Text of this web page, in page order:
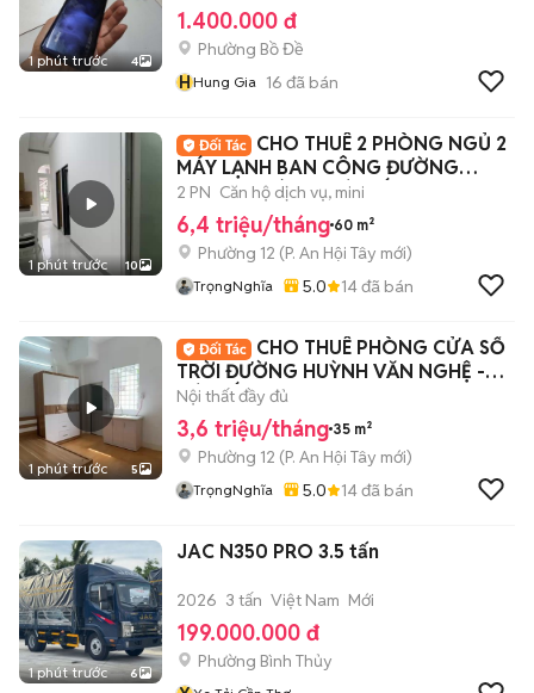
1 phút trước 4
1.400.000 đ
Phường Bồ Đề
HHung Gia 16 đã bán
1 phút trước 10
CHO THUÊ 2 PHÒNG NGỦ 2
MÁY LẠNH BAN CÔNG ĐƯỜNG
PHAN HUY ÍCH - GÒ VẤP
2 PN Căn hộ dịch vụ, mini
6,4 triệu/tháng 60 m²
Phường 12 (P. An Hội Tây mới)
TrọngNghĩa 5.0 14đã bán
1 phút trước 5
CHO THUÊ PHÒNG CỬA SỔ
TRỜI ĐƯỜNG HUỲNH VĂN NGHỆ -
GÒ VẤP
Nội thất đầy đủ
3,6 triệu/tháng 35 m²
Phường 12 (P. An Hội Tây mới)
TrọngNghĩa 5.0 14đã bán
1 phút trước 6
JAC N350 PRO 3.5 tấn
2026 3 tấn Việt Nam Mới
199.000.000 đ
Phường Bình Thủy